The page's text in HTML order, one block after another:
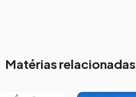
Matérias relacionadas